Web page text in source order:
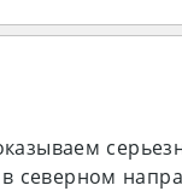
северном